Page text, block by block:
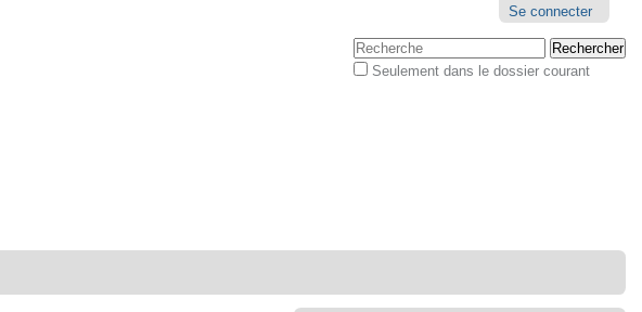
personnels
Se connecter
Chercher par
Seulement dans le dossier courant